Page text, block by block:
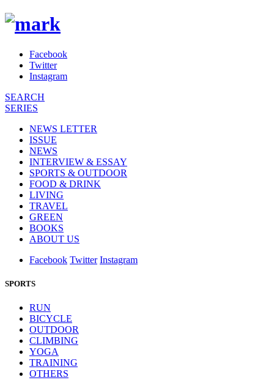
Facebook
Twitter
Instagram
SEARCH
SERIES
NEWS LETTER
ISSUE
NEWS
INTERVIEW & ESSAY
SPORTS & OUTDOOR
FOOD & DRINK
LIVING
TRAVEL
GREEN
BOOKS
ABOUT US
Facebook Twitter Instagram
SPORTS
RUN
BICYCLE
OUTDOOR
CLIMBING
YOGA
TRAINING
OTHERS